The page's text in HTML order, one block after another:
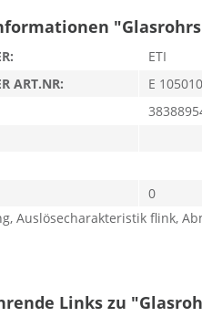
ETI
ART.NR:
E 105010
0
Auslösecharakteristik flink,
Links zu